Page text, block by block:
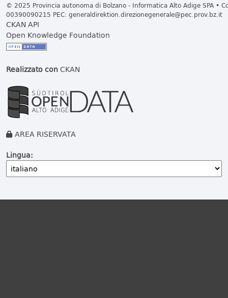
© 2025 Provincia autonoma di Bolzano - Informatica Alto Adige SPA •
00390090215 PEC: generaldirektion.direzionegenerale@pec.prov.bz.it
CKAN API
Open Knowledge Foundation
Realizzato conCKAN
AREA RISERVATA
Lingua